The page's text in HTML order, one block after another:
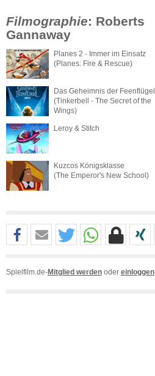
Filmographie: Roberts
Gannaway
Planes 2 - Immer im Einsatz
(Planes: Fire & Rescue)
Das Geheimnis der Feenflügel
(Tinkerbell - The Secret of the
Wings)
Leroy & Stitch
Kuzcos Königsklasse
(The Emperor's New School)
Spielfilm.de-Mitglied werden oder einloggen